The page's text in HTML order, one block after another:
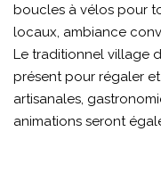
boucles à vélos pour
locaux, ambiance
Le traditionnel village
présent pour régaler
artisanales,
animations seront